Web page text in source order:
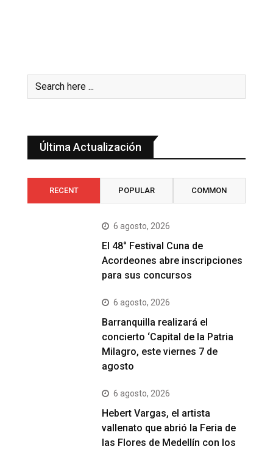
Última Actualización
RECENT POPULAR COMMON
6 agosto, 2026
El 48° Festival Cuna de
Acordeones abre inscripciones
para sus concursos
6 agosto, 2026
Barranquilla realizará el
concierto ‘Capital de la Patria
Milagro, este viernes 7 de
agosto
6 agosto, 2026
Hebert Vargas, el artista
vallenato que abrió la Feria de
las Flores de Medellín con los